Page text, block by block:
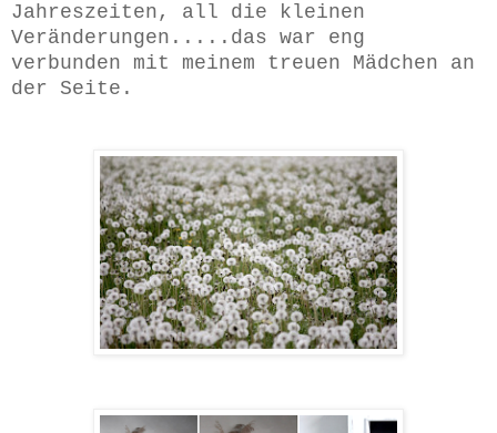
Jahreszeiten, all die kleinen
Veränderungen.....das war eng
verbunden mit meinem treuen Mädchen an
der Seite.